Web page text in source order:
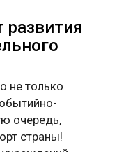
развития
не только
очередь,
страны!